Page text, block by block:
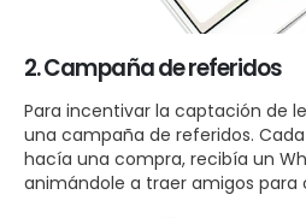
2. Campaña de referidos
Para incentivar la captación de
una campaña de referidos.
hacía una compra, recibía un
animándole a traer amigos para